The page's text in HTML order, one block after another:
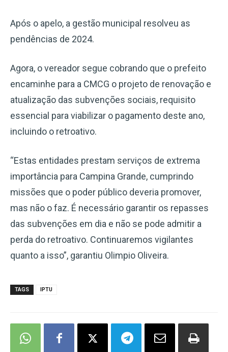
Após o apelo, a gestão municipal resolveu as
pendências de 2024.
Agora, o vereador segue cobrando que o prefeito
encaminhe para a CMCG o projeto de renovação e
atualização das subvenções sociais, requisito
essencial para viabilizar o pagamento deste ano,
incluindo o retroativo.
“Estas entidades prestam serviços de extrema
importância para Campina Grande, cumprindo
missões que o poder público deveria promover,
mas não o faz. É necessário garantir os repasses
das subvenções em dia e não se pode admitir a
perda do retroativo. Continuaremos vigilantes
quanto a isso”, garantiu Olimpio Oliveira.
TAGS IPTU